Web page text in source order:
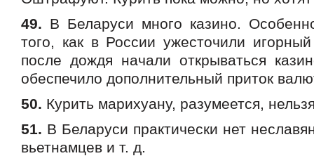
49. В Беларуси много казино.
того, как в России ужесточили
после дождя начали открываться
обеспечило дополнительный приток
50. Курить марихуану, разумеется,
51. В Беларуси практически нет
вьетнамцев и т. д.